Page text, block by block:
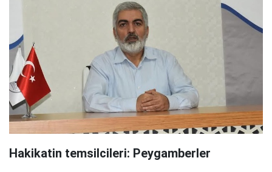
Hakikatin temsilcileri: Peygamberler